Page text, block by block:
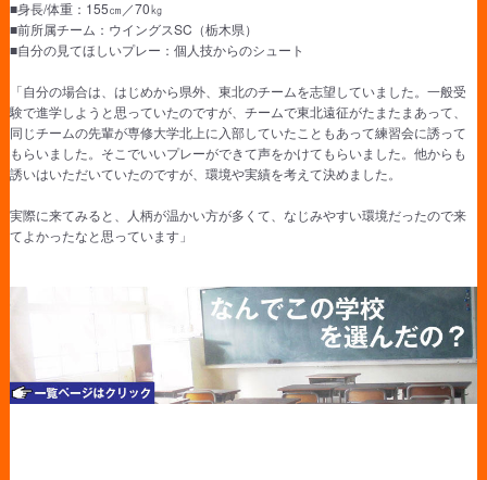
■身長/体重：155㎝／70㎏
■前所属チーム：ウイングスSC（栃木県）
■自分の見てほしいプレー：個人技からのシュート
「自分の場合は、はじめから県外、東北のチームを志望していました。一般受
験で進学しようと思っていたのですが、チームで東北遠征がたまたまあって、
同じチームの先輩が専修大学北上に入部していたこともあって練習会に誘って
もらいました。そこでいいプレーができて声をかけてもらいました。他からも
誘いはいただいていたのですが、環境や実績を考えて決めました。
実際に来てみると、人柄が温かい方が多くて、なじみやすい環境だったので来
てよかったなと思っています」